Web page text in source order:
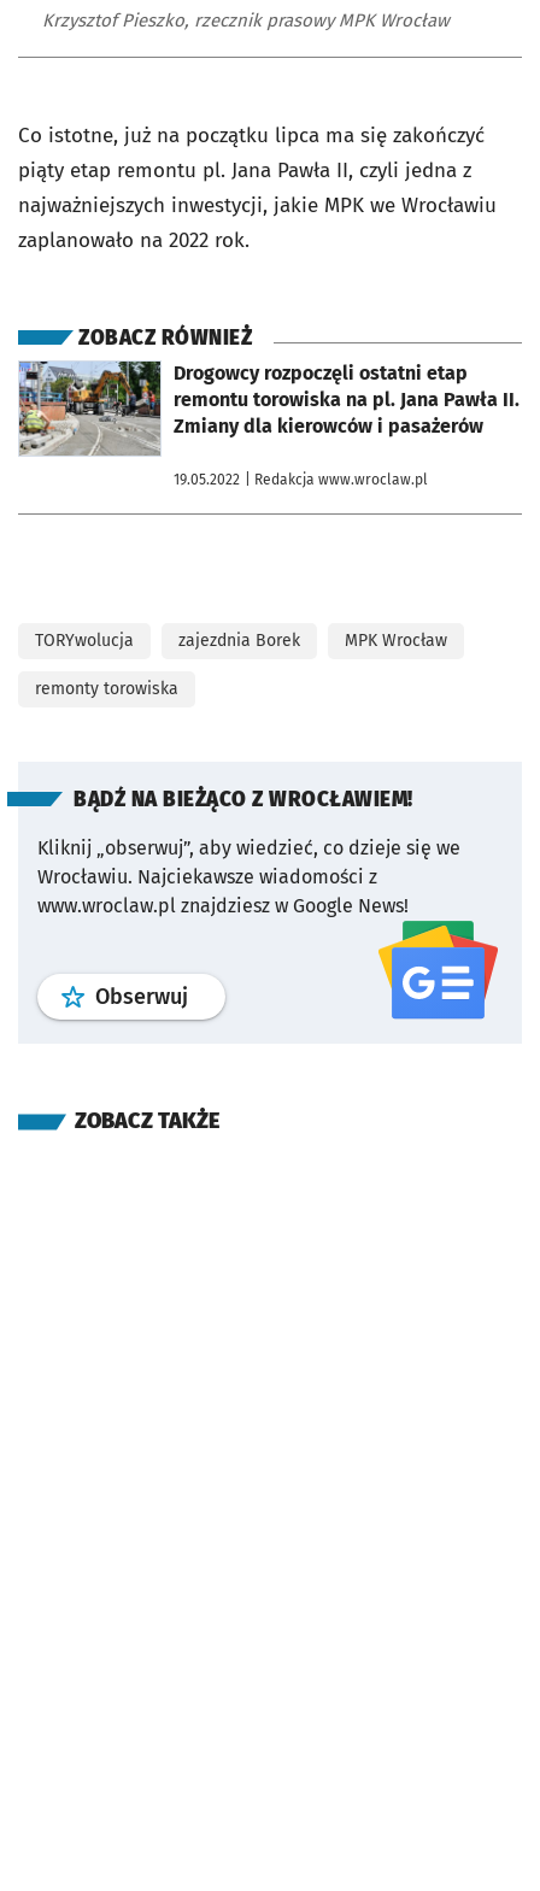
Krzysztof Pieszko, rzecznik prasowy MPK Wrocław
Co istotne, już na początku lipca ma się zakończyć
piąty etap remontu pl. Jana Pawła II, czyli jedna z
najważniejszych inwestycji, jakie MPK we Wrocławiu
zaplanowało na 2022 rok.
ZOBACZ RÓWNIEŻ
Drogowcy rozpoczęli ostatni etap
remontu torowiska na pl. Jana Pawła II.
Zmiany dla kierowców i pasażerów
19.05.2022 | Redakcja www.wroclaw.pl
otworzy się w nowej karcie
TORYwolucja zajezdnia Borek MPK Wrocław
remonty torowiska
BĄDŹ NA BIEŻĄCO Z WROCŁAWIEM!
Kliknij „obserwuj”, aby wiedzieć, co dzieje się we
Wrocławiu. Najciekawsze wiadomości z
www.wroclaw.pl znajdziesz w Google News!
Obserwuj profil serwisu
ZOBACZ TAKŻE